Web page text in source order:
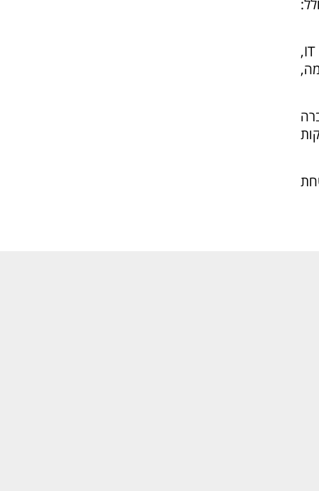
היועץ מוביל את אירוע ההדמיה, עם משתתפים ממחלקות שונות, לרבות: הנהלת החברה, IT,